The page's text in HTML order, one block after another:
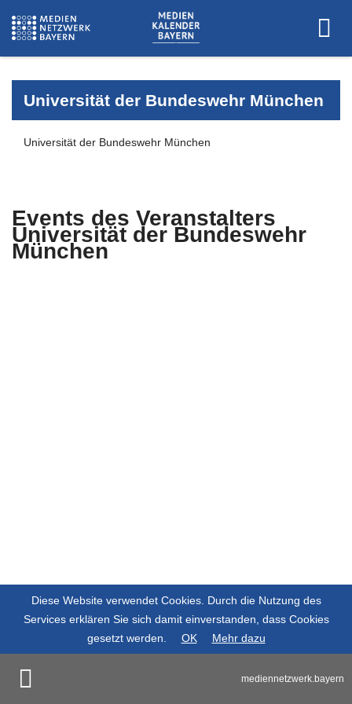
Universität der Bundeswehr München
Universität der Bundeswehr München
Events des Veranstalters
Universität der Bundeswehr
München
mediennetzwerk.bayern
Diese Website verwendet Cookies. Durch die Nutzung des
Services erklären Sie sich damit einverstanden, dass Cookies
gesetzt werden.
OK Mehr dazu